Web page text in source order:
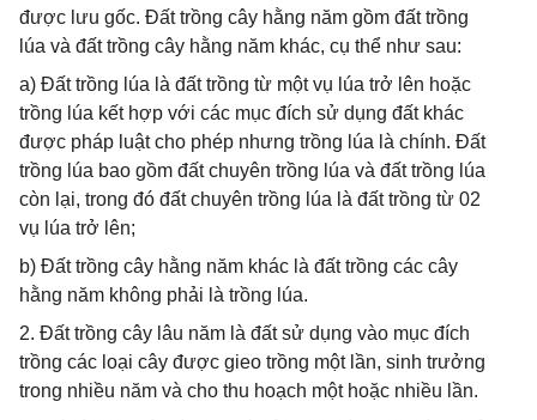
được lưu gốc. Đất trồng cây hằng năm gồm đất trồng
lúa và đất trồng cây hằng năm khác, cụ thể như sau:
a) Đất trồng lúa là đất trồng từ một vụ lúa trở lên hoặc
trồng lúa kết hợp với các mục đích sử dụng đất khác
được pháp luật cho phép nhưng trồng lúa là chính. Đất
trồng lúa bao gồm đất chuyên trồng lúa và đất trồng lúa
còn lại, trong đó đất chuyên trồng lúa là đất trồng từ 02
vụ lúa trở lên;
b) Đất trồng cây hằng năm khác là đất trồng các cây
hằng năm không phải là trồng lúa.
2. Đất trồng cây lâu năm là đất sử dụng vào mục đích
trồng các loại cây được gieo trồng một lần, sinh trưởng
trong nhiều năm và cho thu hoạch một hoặc nhiều lần.